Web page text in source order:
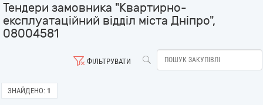
Тендери замовника "Квартирно-
експлуатаційний відділ міста Дніпро",
08004581
ФІЛЬТРУВАТИ
ЗНАЙДЕНО: 1